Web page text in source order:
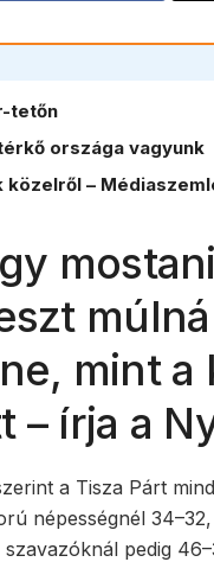
tetőn
országa vagyunk
–
mint a
– írja a
a Tisza Párt
népességnél
pedig